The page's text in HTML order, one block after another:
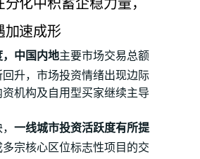
化中积蓄企稳力量，
加速成形
，中国内地主要市场交易总额
升，市场投资情绪出现边际
机构及自用型买家继续主导
一线城市投资活跃度有所提
宗核心区位标志性项目的交